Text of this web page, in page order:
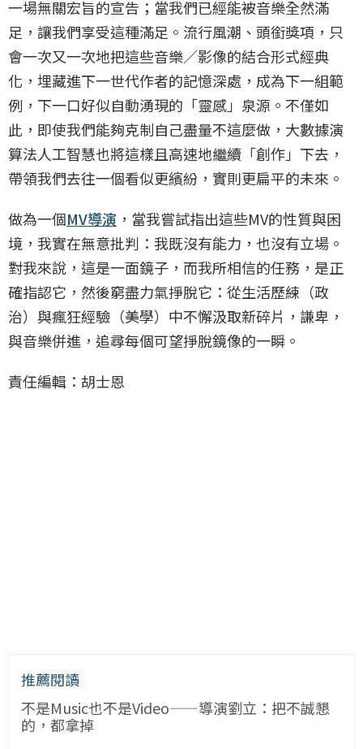
一場無關宏旨的宣告；當我們已經能被音樂全然滿
足，讓我們享受這種滿足。流行風潮、頭銜獎項，只
會一次又一次地把這些音樂／影像的結合形式經典
化，埋藏進下一世代作者的記憶深處，成為下一組範
例，下一口好似自動湧現的「靈感」泉源。不僅如
此，即使我們能夠克制自己盡量不這麼做，大數據演
算法人工智慧也將這樣且高速地繼續「創作」下去，
帶領我們去往一個看似更繽紛，實則更扁平的未來。
做為一個MV導演 ，當我嘗試指出這些MV的性質與困
境，我實在無意批判：我既沒有能力，也沒有立場。
對我來說，這是一面鏡子，而我所相信的任務，是正
確指認它，然後窮盡力氣掙脫它：從生活歷練（政
治）與瘋狂經驗（美學）中不懈汲取新碎片，謙卑，
與音樂併進，追尋每個可望掙脫鏡像的一瞬。
責任編輯：胡士恩
推薦閱讀
不是Music也不是Video——導演劉立：把不誠懇
的，都拿掉